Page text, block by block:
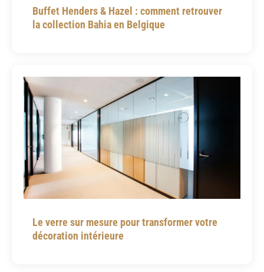
Buffet Henders & Hazel : comment retrouver
la collection Bahia en Belgique
Le verre sur mesure pour transformer votre
décoration intérieure